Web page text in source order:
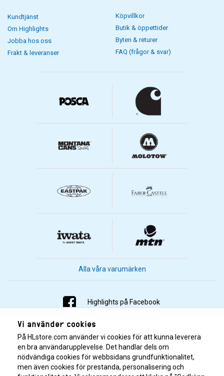
Kundtjänst
Om Highlights
Jobba hos oss
Frakt & leveranser
Köpvillkor
Butik & öppettider
Byten & returer
FAQ (frågor & svar)
Alla våra varumärken
Highlights på Facebook
Highlights på Instagram
Highlights på Youtube
Highlights på Tiktok
Vi använder cookies
På HLstore.com använder vi cookies för att kunna leverera
en bra användarupplevelse. Det handlar dels om
nödvändiga cookies för webbsidans grundfunktionalitet,
men även cookies för prestanda, personalisering och